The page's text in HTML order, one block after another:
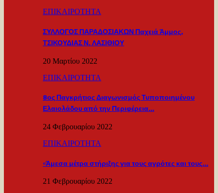
ΕΠΙΚΑΙΡΟΤΗΤΑ
ΣΥΛΛΟΓΟΣ ΠΑΡΑΔΟΣΙΑΚΩΝ Παχειά Άμμος,
ΤΣΙΚΟΥΔΙΑΣ Ν. ΛΑΣΙΘΙΟΥ
20 Μαρτίου 2022
ΕΠΙΚΑΙΡΟΤΗΤΑ
8ος Παγκρήτιος Διαγωνισμός Τυποποιημένου
Ελαιολάδου από την Περιφέρεια…
24 Φεβρουαρίου 2022
ΕΠΙΚΑΙΡΟΤΗΤΑ
«Άμεσα μέτρα στήριξης για τους αγρότες και τους…
21 Φεβρουαρίου 2022